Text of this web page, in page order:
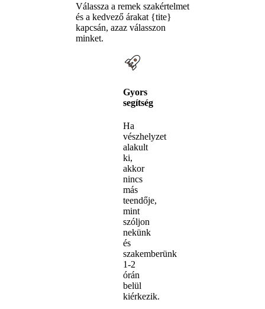
Válassza a remek szakértelmet
és a kedvező árakat {tite}
kapcsán, azaz válasszon
minket.
Gyors
segítség
Ha
vészhelyzet
alakult
ki,
akkor
nincs
más
teendője,
mint
szóljon
nekünk
és
szakemberünk
1-2
órán
belül
kiérkezik.